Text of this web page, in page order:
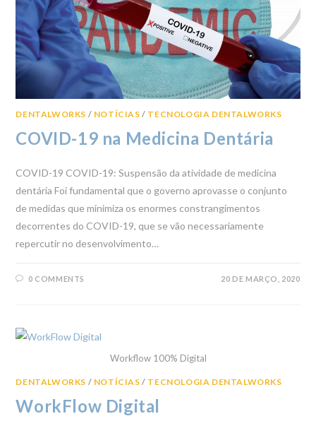
DENTALWORKS / NOTÍCIAS / TECNOLOGIA DENTALWORKS
COVID-19 na Medicina Dentária
COVID-19 COVID-19: Suspensão da atividade de medicina
dentária Foi fundamental que o governo aprovasse o conjunto
de medidas que minimiza os enormes constrangimentos
decorrentes do COVID-19, que se vão necessariamente
repercutir no desenvolvimento…
0 COMMENTS 20 DE MARÇO, 2020
Workflow 100% Digital
DENTALWORKS / NOTÍCIAS / TECNOLOGIA DENTALWORKS
WorkFlow Digital